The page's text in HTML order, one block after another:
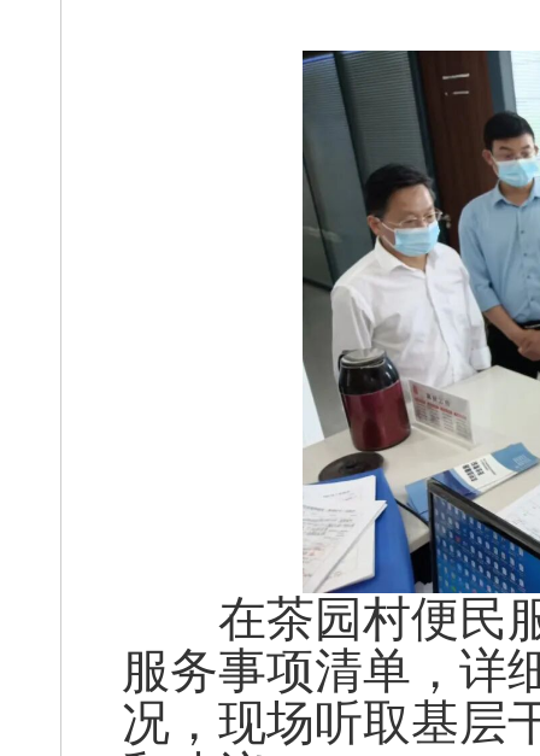
在茶园村便民服
服务事项清单，详
况，现场听取基层